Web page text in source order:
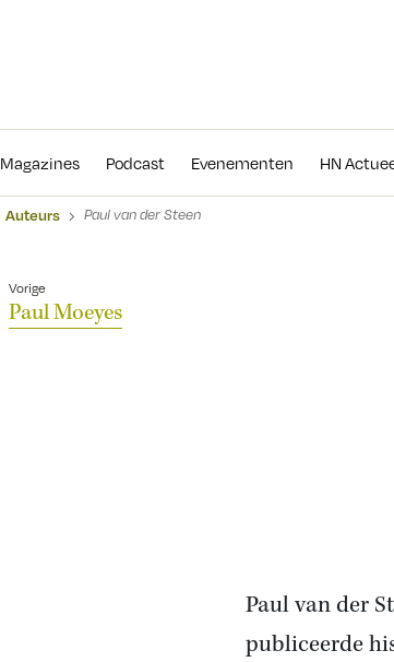
Magazines Podcast Evenementen HN
Auteurs Paul van der Steen
Vorige
Paul Moeyes
Paul van der
publiceerde